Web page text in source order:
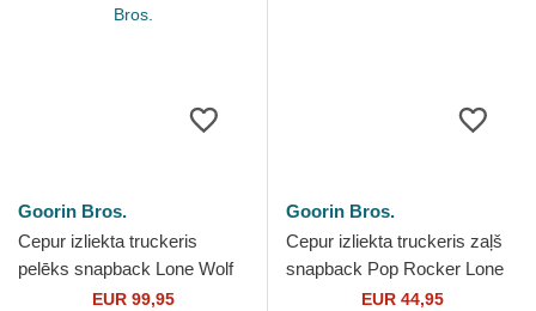
Goorin Bros.
Cepur izliekta truckeris
pelēks snapback Lone Wolf
Pre-Game Seasonal The
EUR 99,95
Goorin Bros.
Cepur izliekta truckeris zaļš
snapback Pop Rocker Lone
Wolf The Farm no Goorin
EUR 44,95